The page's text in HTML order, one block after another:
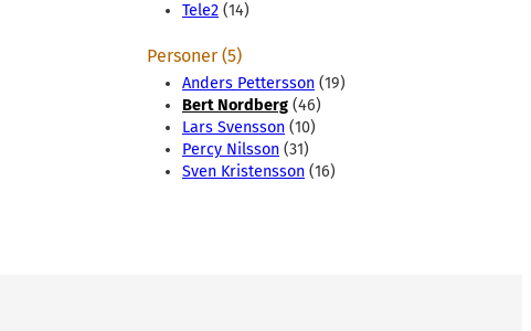
Tele2 (14)
Personer (5)
Anders Pettersson (19)
Bert Nordberg (46)
Lars Svensson (10)
Percy Nilsson (31)
Sven Kristensson (16)